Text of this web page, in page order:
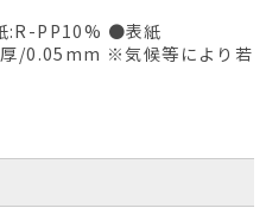
:R-PP10% ●表紙
/0.05mm ※気候等により若